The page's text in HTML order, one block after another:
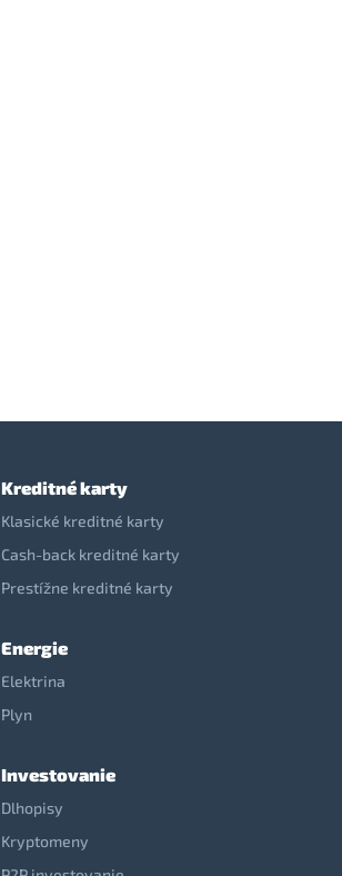
Kreditné karty
Klasické kreditné karty
Cash-back kreditné karty
Prestížne kreditné karty
Energie
Elektrina
Plyn
Investovanie
Dlhopisy
Kryptomeny